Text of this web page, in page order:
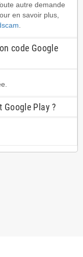
autre demande
en savoir plus,
code Google
Google Play ?